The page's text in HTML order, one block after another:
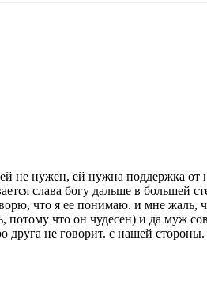
не нужен, ей нужна поддержка от
слава богу дальше в большей
что я ее понимаю. и мне
потому что он чудесен) и да муж
друга не говорит. с нашей